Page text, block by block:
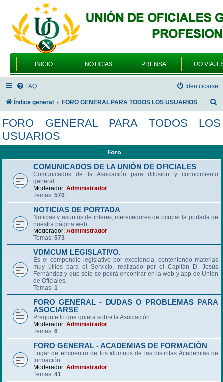
INICIO NOTICIAS PRENSA UO
FAQ Identificarse
Índice general FORO GENERAL PARA TODOS LOS USUARIOS
s
FORO GENERAL PARA TODOS LOS
USUARIOS
Foro
COMUNICADOS DE LA UNIÓN DE OFICIALES
Comunicados de la Asociación para difusion y conocimiento
general
Moderador: Administrador
Temas: 570
NOTICIAS DE PORTADA
Noticias y asuntos de interes, merecedores de ocupar la portada de
nuestra página web
Moderador: Administrador
Temas: 573
VDMCUM LEGISLATIVO.
Es el compendio legislativo por excelencia, conteniendo materias
muy útiles para el Servicio, realizado por el Capitán D. Jesús
Fernández y que sólo se podrá encontrar en la web y app de Unión
de Oficiales.
Temas: 1
FORO GENERAL - DUDAS O PROBLEMAS PARA
ASOCIARSE
Pregunte lo que quiera sobre la Asociación.
Moderador: Administrador
Temas: 6
FORO GENERAL - ACADEMIAS DE FORMACIÓN
Lugar de encuentro de los alumnos de las distintas Academias de
formación
Moderador: Administrador
Temas: 41